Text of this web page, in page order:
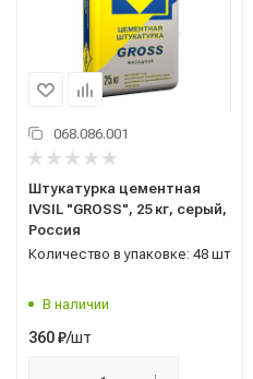
068.086.001
Штукатурка цементная
IVSIL "GROSS", 25 кг, серый,
Россия
Количество в упаковке: 48 шт
В наличии
360₽/шт